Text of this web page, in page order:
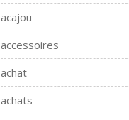
acajou
accessoires
achat
achats